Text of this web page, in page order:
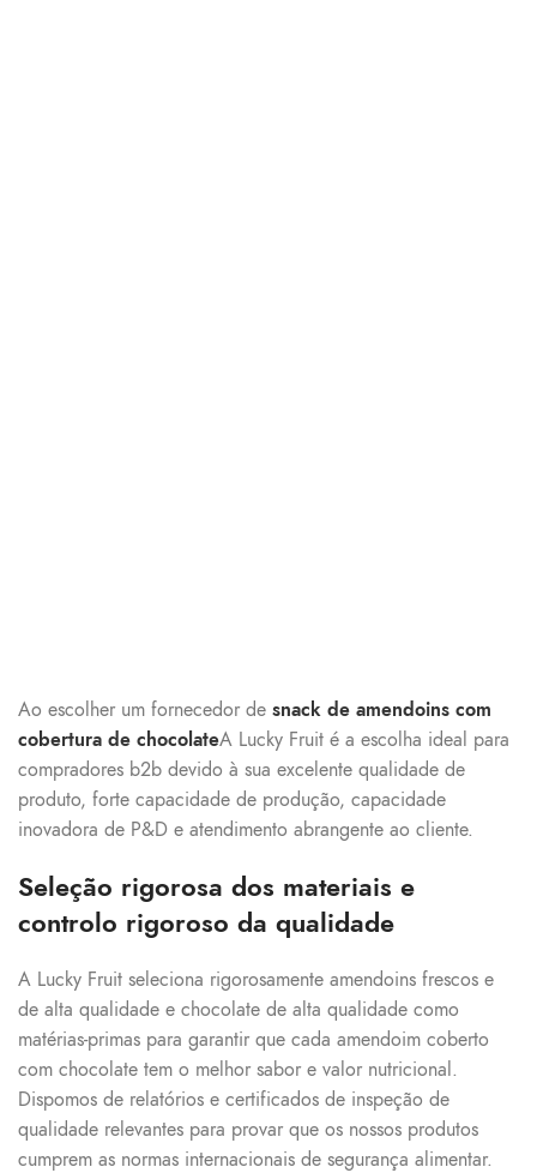
Ao escolher um fornecedor de snack de amendoins com
cobertura de chocolateA Lucky Fruit é a escolha ideal para
compradores b2b devido à sua excelente qualidade de
produto, forte capacidade de produção, capacidade
inovadora de P&D e atendimento abrangente ao cliente.
Seleção rigorosa dos materiais e
controlo rigoroso da qualidade
A Lucky Fruit seleciona rigorosamente amendoins frescos e
de alta qualidade e chocolate de alta qualidade como
matérias-primas para garantir que cada amendoim coberto
com chocolate tem o melhor sabor e valor nutricional.
Dispomos de relatórios e certificados de inspeção de
qualidade relevantes para provar que os nossos produtos
cumprem as normas internacionais de segurança alimentar.